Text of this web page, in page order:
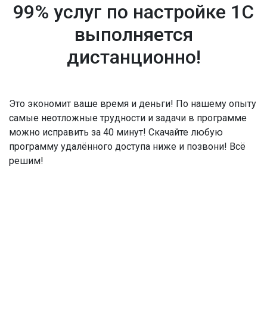
99% услуг по настройке 1С
выполняется
дистанционно!
Это экономит ваше время и деньги! По нашему опыту
самые неотложные трудности и задачи в программе
можно исправить за 40 минут! Скачайте любую
программу удалённого доступа ниже и позвони! Всё
решим!